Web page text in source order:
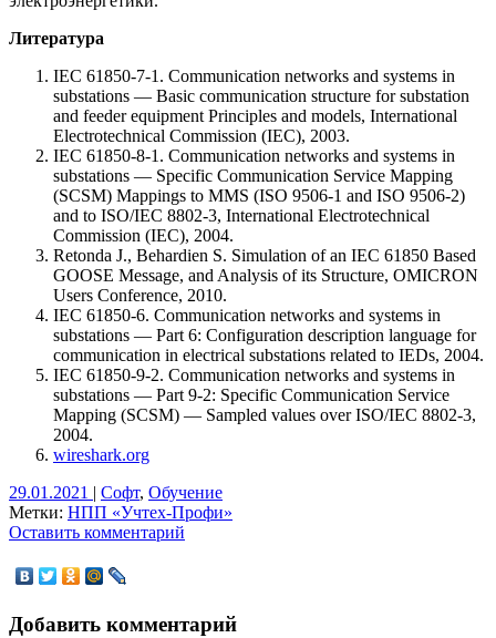
Литература
IEC 61850-7-1. Communication networks and systems in
substations — Basic communication structure for substation
and feeder equipment Principles and models, International
Electrotechnical Commission (IEC), 2003.
IEC 61850-8-1. Communication networks and systems in
substations — Specific Communication Service Mapping
(SCSM) Mappings to MMS (ISO 9506-1 and ISO 9506-2)
and to ISO/IEC 8802-3, International Electrotechnical
Commission (IEC), 2004.
Retonda J., Behardien S. Simulation of an IEC 61850 Based
GOOSE Message, and Analysis of its Structure, OMICRON
Users Conference, 2010.
IEC 61850-6. Communication networks and systems in
substations — Part 6: Configuration description language for
communication in electrical substations related to IEDs, 2004.
IEC 61850-9-2. Communication networks and systems in
substations — Part 9-2: Specific Communication Service
Mapping (SCSM) — Sampled values over ISO/IEC 8802-3,
2004.
wireshark.org
29.01.2021 | Софт, Обучение
Метки: НПП «Учтех-Профи»
Оставить комментарий
Добавить комментарий